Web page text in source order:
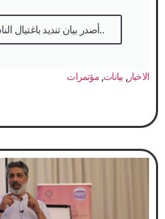
أصدر بيان تنديد باغتيال الناشطة افتهان المشهري..
الاخبار, بيانات,مؤتمرات